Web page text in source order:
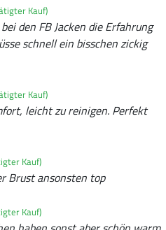
Kauf)
den FB Jacken die Erfahrung
schnell ein bisschen zickig
Kauf)
leicht zu reinigen. Perfekt
Kauf)
Brust ansonsten top
Kauf)